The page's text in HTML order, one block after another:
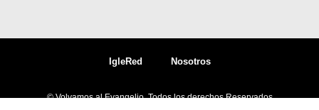
© Volvamos al Evangelio, Todos los derechos Reservados
IgleRed Nosotros